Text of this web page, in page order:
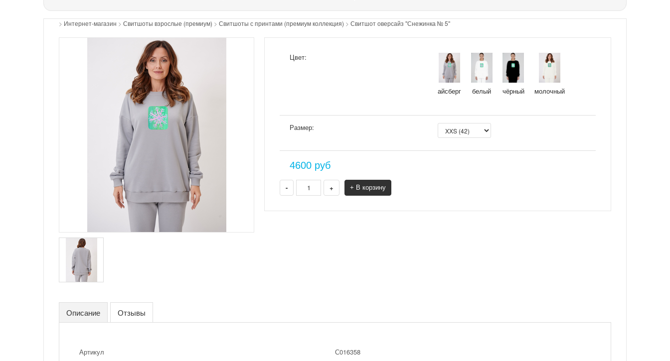
> Интернет-магазин > Свитшоты взрослые (премиум) > Свитшоты с принтами (премиум коллекция) > Свитшот оверсайз "Снежинка № 5"
Цвет:
айсберг белый чёрный молочный
Размер:
4600 руб
- + + В корзину
Описание Отзывы
Артикул С016358